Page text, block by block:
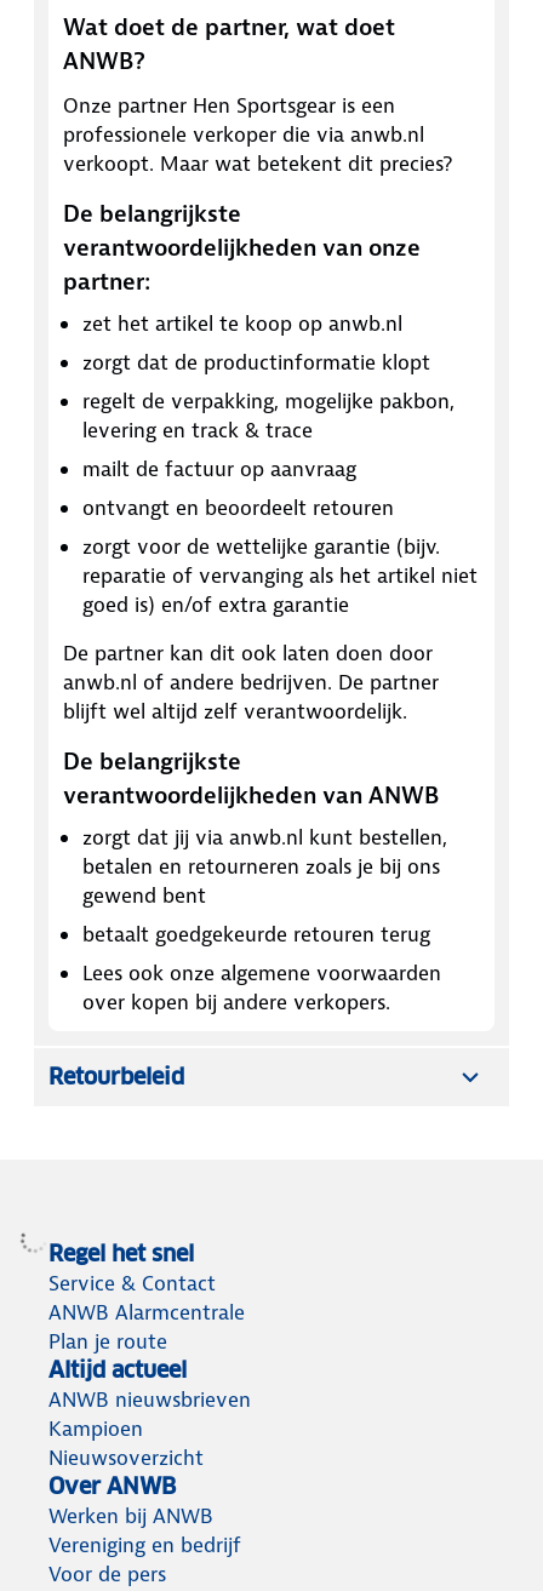
Wat doet de partner, wat doet
ANWB?
Onze partner Hen Sportsgear is een
professionele verkoper die via anwb.nl
verkoopt. Maar wat betekent dit precies?
De belangrijkste
verantwoordelijkheden van onze
partner:
zet het artikel te koop op anwb.nl
zorgt dat de productinformatie klopt
regelt de verpakking, mogelijke pakbon,
levering en track & trace
mailt de factuur op aanvraag
ontvangt en beoordeelt retouren
zorgt voor de wettelijke garantie (bijv.
reparatie of vervanging als het artikel niet
goed is) en/of extra garantie
De partner kan dit ook laten doen door
anwb.nl of andere bedrijven. De partner
blijft wel altijd zelf verantwoordelijk.
De belangrijkste
verantwoordelijkheden van ANWB
zorgt dat jij via anwb.nl kunt bestellen,
betalen en retourneren zoals je bij ons
gewend bent
betaalt goedgekeurde retouren terug
Lees ook onze algemene voorwaarden
over kopen bij andere verkopers.
Retourbeleid
Regel het snel
Service & Contact
ANWB Alarmcentrale
Plan je route
Altijd actueel
ANWB nieuwsbrieven
Kampioen
Nieuwsoverzicht
Over ANWB
Werken bij ANWB
Vereniging en bedrijf
Voor de pers